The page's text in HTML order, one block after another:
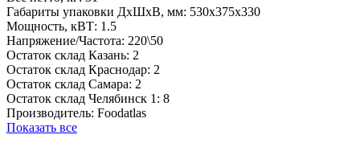
Габариты упаковки ДхШхВ, мм: 530х375х330
Мощность, кВТ: 1.5
Напряжение/Частота: 220\50
Остаток склад Казань: 2
Остаток склад Краснодар: 2
Остаток склад Самара: 2
Остаток склад Челябинск 1: 8
Производитель: Foodatlas
Показать все